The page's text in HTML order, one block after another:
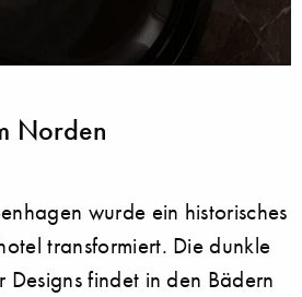
Norden
wurde ein historisches
transformiert. Die dunkle
Designs findet in den Bädern